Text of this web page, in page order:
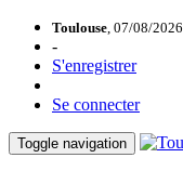
Toulouse, 07/08/2026
-
S'enregistrer
Se connecter
Toggle navigation